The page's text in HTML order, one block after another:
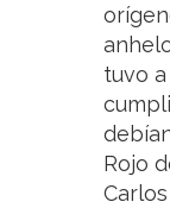
tuvo
Rojo